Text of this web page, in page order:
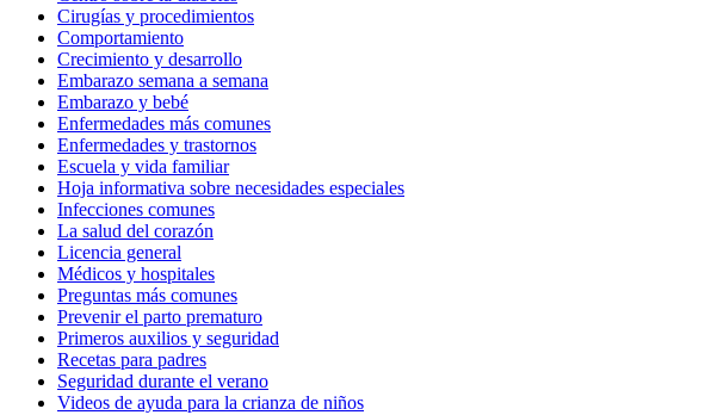
Cirugías y procedimientos
Comportamiento
Crecimiento y desarrollo
Embarazo semana a semana
Embarazo y bebé
Enfermedades más comunes
Enfermedades y trastornos
Escuela y vida familiar
Hoja informativa sobre necesidades especiales
Infecciones comunes
La salud del corazón
Licencia general
Médicos y hospitales
Preguntas más comunes
Prevenir el parto prematuro
Primeros auxilios y seguridad
Recetas para padres
Seguridad durante el verano
Videos de ayuda para la crianza de niños